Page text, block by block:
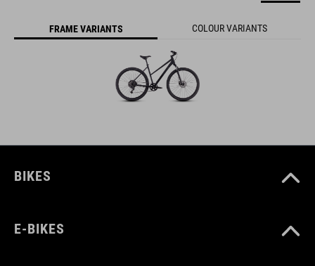
FRAME VARIANTS COLOUR VARIANTS
BIKES
E-BIKES